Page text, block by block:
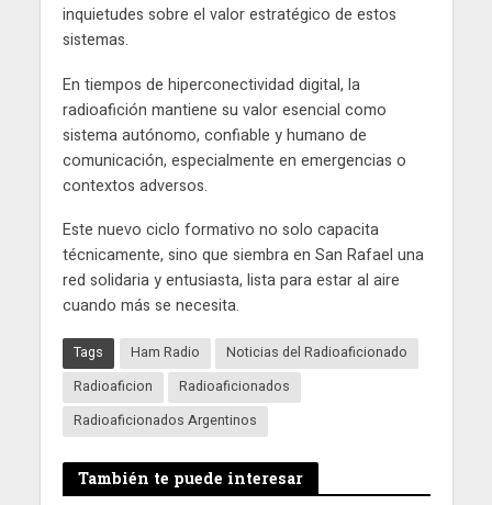
inquietudes sobre el valor estratégico de estos
sistemas.
En tiempos de hiperconectividad digital, la
radioafición mantiene su valor esencial como
sistema autónomo, confiable y humano de
comunicación, especialmente en emergencias o
contextos adversos.
Este nuevo ciclo formativo no solo capacita
técnicamente, sino que siembra en San Rafael una
red solidaria y entusiasta, lista para estar al aire
cuando más se necesita.
Tags Ham Radio
Noticias del Radioaficionado
Radioaficion
Radioaficionados
Radioaficionados Argentinos
También te puede interesar